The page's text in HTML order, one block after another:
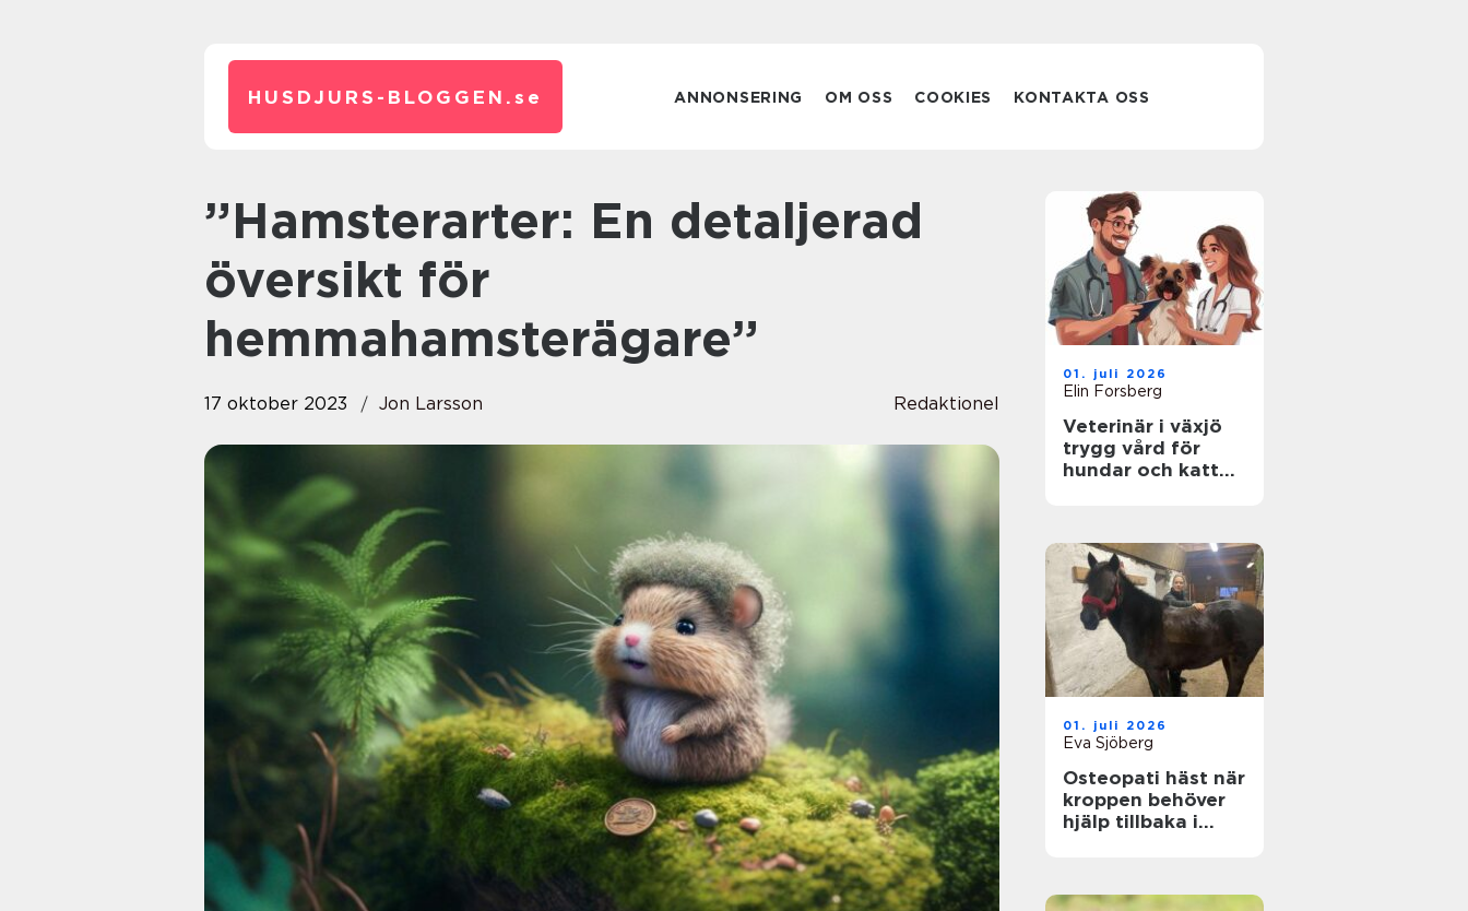
HUSDJURS-BLOGGEN. se ANNONSERING OM OSS COOKIES KONTAKTA OSS
”Hamsterarter: En detaljerad
översikt för
hemmahamsterägare”
17 oktober 2023 Jon Larsson Redaktionel
01. juli 2026
Elin Forsberg
Veterinär i växjö
trygg vård för
hundar och katter
01. juli 2026
Eva Sjöberg
Osteopati häst när
kroppen behöver
hjälp tillbaka i